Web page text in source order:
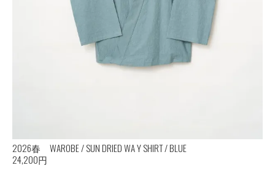
2026春 WAROBE / SUN DRIED WA Y SHIRT / BLUE
24,200円